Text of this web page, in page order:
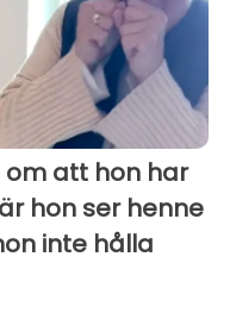
att hon har
hon ser henne
inte hålla